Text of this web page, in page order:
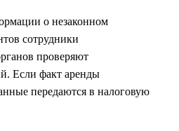
о незаконном
сотрудники
проверяют
Если факт аренды
передаются в налоговую